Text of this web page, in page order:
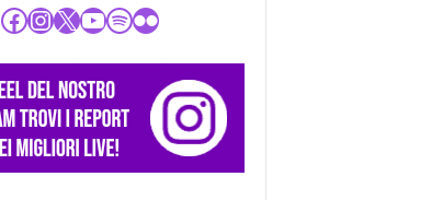
Facebook
Instagram
X YouTube
Spotify
Flickr